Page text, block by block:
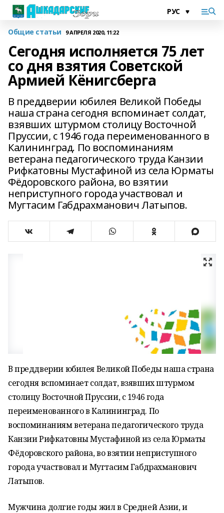
Общие статьи 9 АПРЕЛЯ 2020, 11:22
Сегодня исполняется 75 лет
со дня взятия Советской
Армией Кёнигсберга
В преддверии юбилея Великой Победы
наша страна сегодня вспоминает солдат,
взявших штурмом столицу Восточной
Пруссии, с 1946 года переименованного в
Калининград. По воспоминаниям
ветерана педагогического труда Канзии
Рифкатовны Мустафиной из села Юрматы
Фёдоровского района, во взятии
неприступного города участвовал и
Мугтасим Габдрахманович Латыпов.
В преддверии юбилея Великой Победы наша страна
сегодня вспоминает солдат, взявших штурмом
столицу Восточной Пруссии, с 1946 года
переименованного в Калининград. По
воспоминаниям ветерана педагогического труда
Канзии Рифкатовны Мустафиной из села Юрматы
Фёдоровского района, во взятии неприступного
города участвовал и Мугтасим Габдрахманович
Латыпов.
Мужчина долгие годы жил в Средней Азии, и